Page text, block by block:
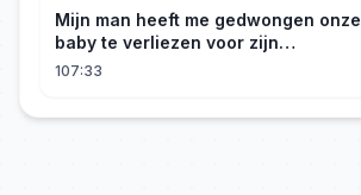
Mijn man heeft me gedwongen onze
baby te verliezen voor zijn
maîtresse! Ik heb mijn ring in zee
107:33